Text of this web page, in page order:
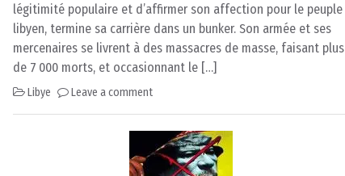
légitimité populaire et d’affirmer son affection pour le peuple
libyen, termine sa carrière dans un bunker. Son armée et ses
mercenaires se livrent à des massacres de masse, faisant plus
de 7 000 morts, et occasionnant le […]
Libye Leave a comment